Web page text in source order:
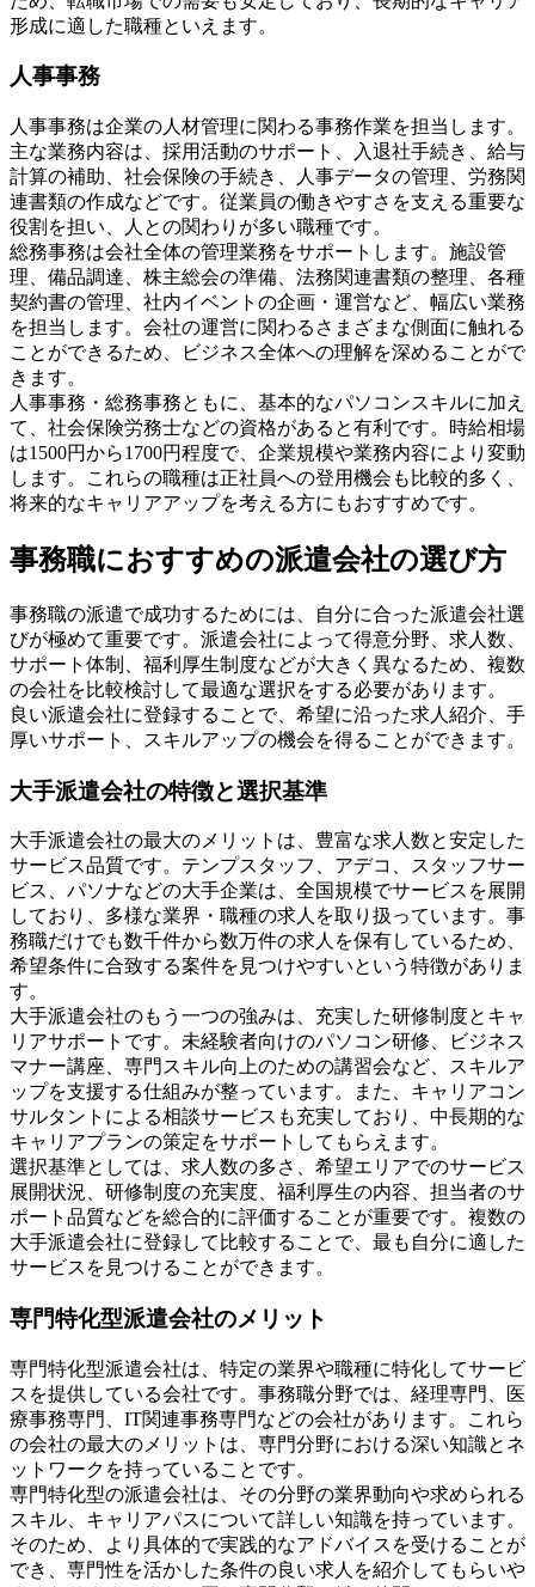
形成に適した職種といえます。
人事事務
人事事務は企業の人材管理に関わる事務作業を担当します。
主な業務内容は、採用活動のサポート、入退社手続き、給与
計算の補助、社会保険の手続き、人事データの管理、労務関
連書類の作成などです。従業員の働きやすさを支える重要な
役割を担い、人との関わりが多い職種です。
総務事務は会社全体の管理業務をサポートします。施設管
理、備品調達、株主総会の準備、法務関連書類の整理、各種
契約書の管理、社内イベントの企画・運営など、幅広い業務
を担当します。会社の運営に関わるさまざまな側面に触れる
ことができるため、ビジネス全体への理解を深めることがで
きます。
人事事務・総務事務ともに、基本的なパソコンスキルに加え
て、社会保険労務士などの資格があると有利です。時給相場
は1500円から1700円程度で、企業規模や業務内容により変動
します。これらの職種は正社員への登用機会も比較的多く、
将来的なキャリアアップを考える方にもおすすめです。
事務職におすすめの派遣会社の選び方
事務職の派遣で成功するためには、自分に合った派遣会社選
びが極めて重要です。派遣会社によって得意分野、求人数、
サポート体制、福利厚生制度などが大きく異なるため、複数
の会社を比較検討して最適な選択をする必要があります。
良い派遣会社に登録することで、希望に沿った求人紹介、手
厚いサポート、スキルアップの機会を得ることができます。
大手派遣会社の特徴と選択基準
大手派遣会社の最大のメリットは、豊富な求人数と安定した
サービス品質です。テンプスタッフ、アデコ、スタッフサー
ビス、パソナなどの大手企業は、全国規模でサービスを展開
しており、多様な業界・職種の求人を取り扱っています。事
務職だけでも数千件から数万件の求人を保有しているため、
希望条件に合致する案件を見つけやすいという特徴がありま
す。
大手派遣会社のもう一つの強みは、充実した研修制度とキャ
リアサポートです。未経験者向けのパソコン研修、ビジネス
マナー講座、専門スキル向上のための講習会など、スキルア
ップを支援する仕組みが整っています。また、キャリアコン
サルタントによる相談サービスも充実しており、中長期的な
キャリアプランの策定をサポートしてもらえます。
選択基準としては、求人数の多さ、希望エリアでのサービス
展開状況、研修制度の充実度、福利厚生の内容、担当者のサ
ポート品質などを総合的に評価することが重要です。複数の
大手派遣会社に登録して比較することで、最も自分に適した
サービスを見つけることができます。
専門特化型派遣会社のメリット
専門特化型派遣会社は、特定の業界や職種に特化してサービ
スを提供している会社です。事務職分野では、経理専門、医
療事務専門、IT関連事務専門などの会社があります。これら
の会社の最大のメリットは、専門分野における深い知識とネ
ットワークを持っていることです。
専門特化型の派遣会社は、その分野の業界動向や求められる
スキル、キャリアパスについて詳しい知識を持っています。
そのため、より具体的で実践的なアドバイスを受けることが
でき、専門性を活かした条件の良い求人を紹介してもらいや